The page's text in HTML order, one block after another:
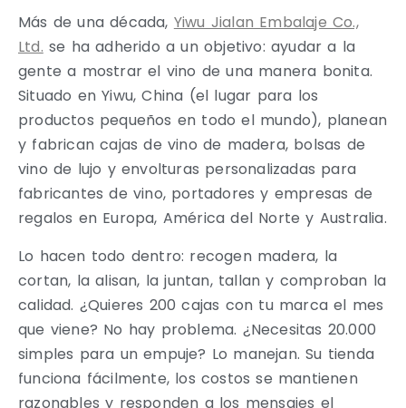
Más de una década, Yiwu Jialan Embalaje Co.,
Ltd. se ha adherido a un objetivo: ayudar a la
gente a mostrar el vino de una manera bonita.
Situado en Yiwu, China (el lugar para los
productos pequeños en todo el mundo), planean
y fabrican cajas de vino de madera, bolsas de
vino de lujo y envolturas personalizadas para
fabricantes de vino, portadores y empresas de
regalos en Europa, América del Norte y Australia.
Lo hacen todo dentro: recogen madera, la
cortan, la alisan, la juntan, tallan y comproban la
calidad. ¿Quieres 200 cajas con tu marca el mes
que viene? No hay problema. ¿Necesitas 20.000
simples para un empuje? Lo manejan. Su tienda
funciona fácilmente, los costos se mantienen
razonables y responden a los mensajes el